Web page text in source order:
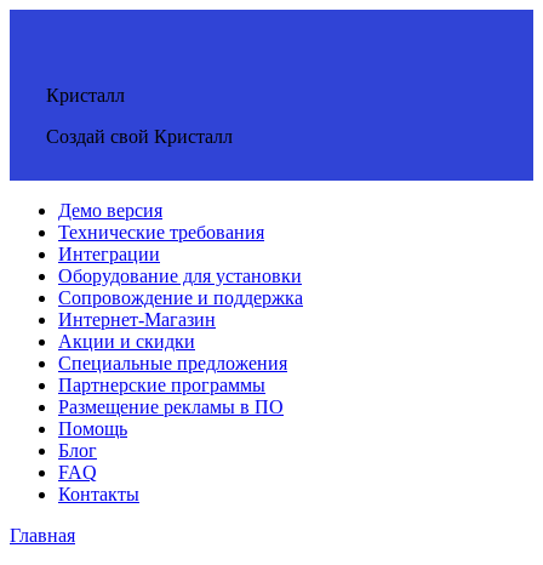
Кристалл
Создай свой Кристалл
Демо версия
Технические требования
Интеграции
Оборудование для установки
Сопровождение и поддержка
Интернет-Магазин
Акции и скидки
Специальные предложения
Партнерские программы
Размещение рекламы в ПО
Помощь
Блог
FAQ
Контакты
Главная